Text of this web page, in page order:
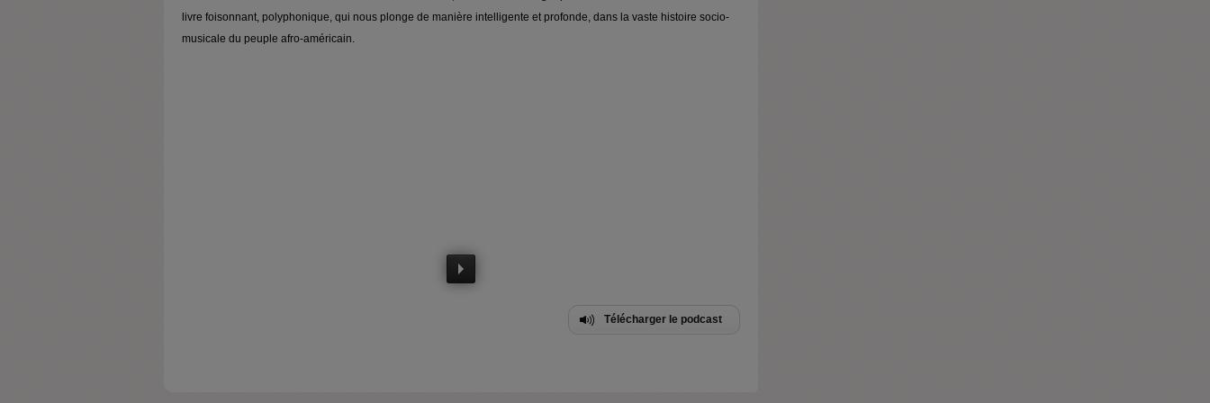
livre foisonnant, polyphonique, qui nous plonge de manière intelligente et profonde, dans la vaste histoire socio-
musicale du peuple afro-américain.
Télécharger le podcast